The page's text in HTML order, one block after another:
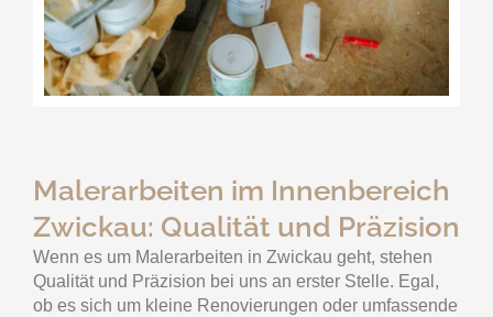
Malerarbeiten im Innenbereich
Zwickau: Qualität und Präzision
Wenn es um Malerarbeiten in Zwickau geht, stehen
Qualität und Präzision bei uns an erster Stelle. Egal,
ob es sich um kleine Renovierungen oder umfassende